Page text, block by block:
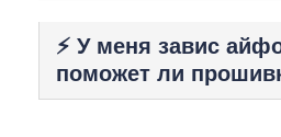
⚡️ У меня завис
поможет ли